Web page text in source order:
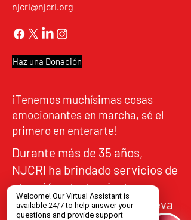
njcri@njcri.org
Haz una Donación
¡Tenemos muchísimas cosas
emocionantes en marcha, sé el
primero en enterarte!
Durante más de 35 años,
NJCRI ha brindado servicios de
atención y tratamiento a
personas en el norte de Nueva